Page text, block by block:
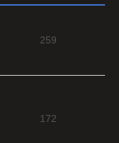
259
172